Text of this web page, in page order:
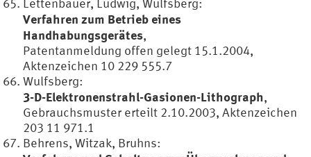
Lettenbauer, Ludwig, Wulfsberg:
Verfahren zum Betrieb eines
Handhabungsgerätes,
Patentanmeldung offen gelegt 15.1.2004,
Aktenzeichen 10 229 555.7
Wulfsberg:
3-D-Elektronenstrahl-Gasionen-Lithograph,
Gebrauchsmuster erteilt 2.10.2003, Aktenzeichen
203 11 971.1
Behrens, Witzak, Bruhns: